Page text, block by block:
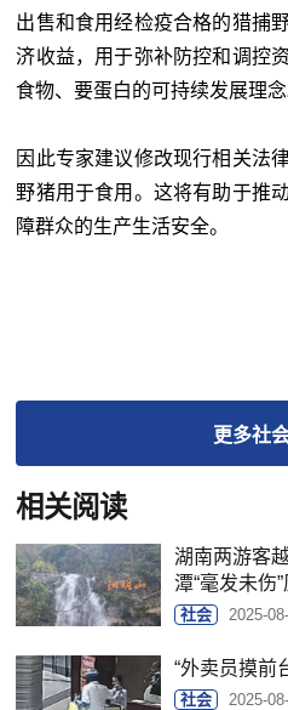
出售和食用经检疫合格的猎捕
济收益，用于弥补防控和调控
食物、要蛋白的可持续发展理念
因此专家建议修改现行相关法
野猪用于食用。这将有助于推
障群众的生产生活安全。
更多社
相关阅读
湖南两游客
潭“毫发未伤
社会 2025-
“外卖员摸前
社会 2025-